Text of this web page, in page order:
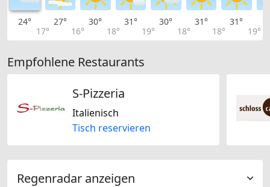
24°
17°
27°
16°
30°
18°
31°
19°
30°
18°
31°
18°
31°
19°
Empfohlene Restaurants
S-Pizzeria
Italienisch
Tisch reservieren
Regenradar anzeigen